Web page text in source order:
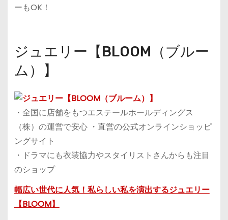
ーもOK！
ジュエリー【BLOOM（ブルー
ム）】
・全国に店舗をもつエステールホールディングス
（株）の運営で安心 ・直営の公式オンラインショッピ
ングサイト
・ドラマにも衣装協力やスタイリストさんからも注目
のショップ
幅広い世代に人気！私らしい私を演出するジュエリー
【BLOOM】